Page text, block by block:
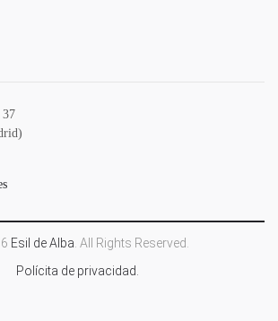
37
Esil de Alba . All Rights Reserved.
Polícita de privacidad.